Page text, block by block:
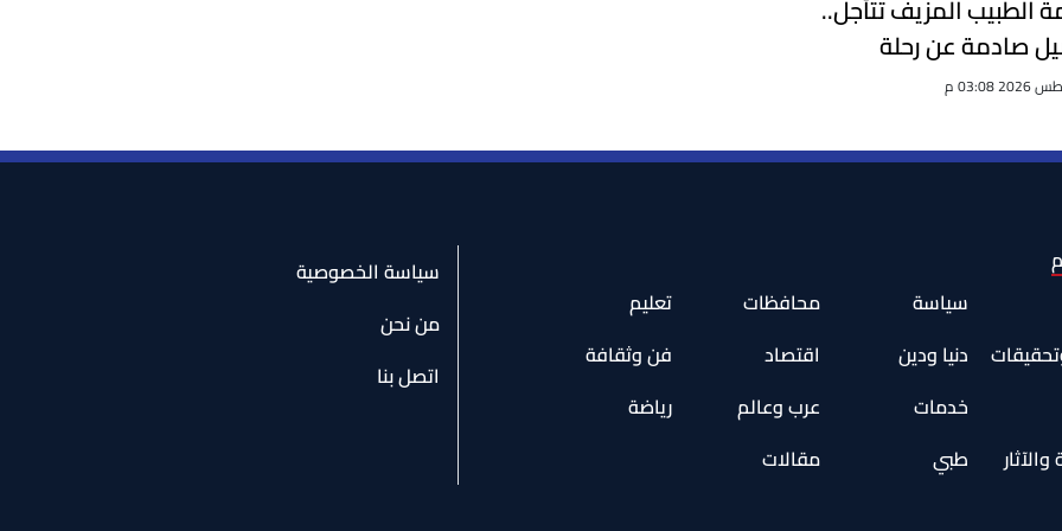
الطبيب المزيف تتأجل..
صادمة عن رحلة
سياسة محافظات
تعليم
دنيا ودين اقتصاد
فن وثقافة
خدمات عرب وعالم
رياضة
طبي مقالات
سياسة الخصوصية
من نحن
اتصل بنا